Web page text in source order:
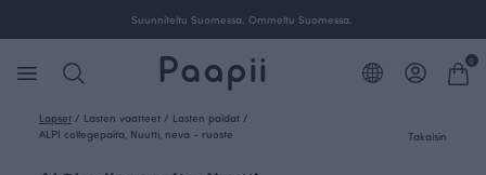
Suunniteltu Suomessa. Ommeltu Suomessa.
0
Lapset / Lasten vaatteet / Lasten paidat /
ALPI collegepaita, Nuutti, neva - ruoste
Takaisin